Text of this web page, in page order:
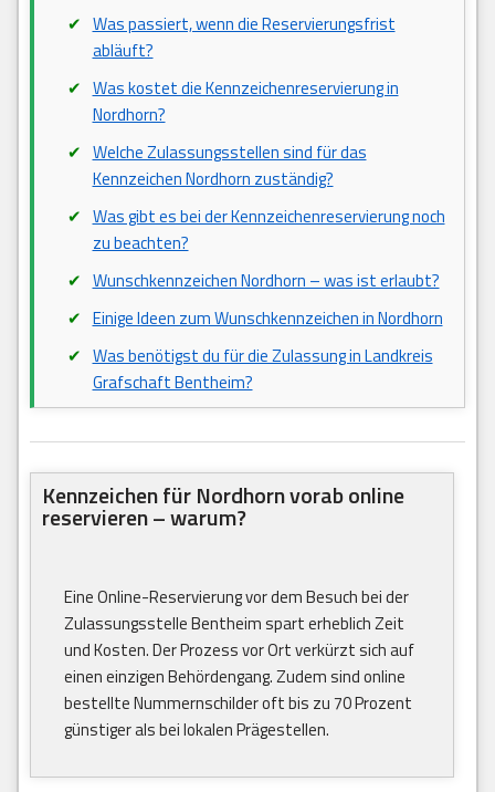
Was passiert, wenn die Reservierungsfrist
abläuft?
Was kostet die Kennzeichenreservierung in
Nordhorn?
Welche Zulassungsstellen sind für das
Kennzeichen Nordhorn zuständig?
Was gibt es bei der Kennzeichenreservierung noch
zu beachten?
Wunschkennzeichen Nordhorn – was ist erlaubt?
Einige Ideen zum Wunschkennzeichen in Nordhorn
Was benötigst du für die Zulassung in Landkreis
Grafschaft Bentheim?
Kennzeichen für Nordhorn vorab online
reservieren – warum?
Eine Online-Reservierung vor dem Besuch bei der
Zulassungsstelle Bentheim spart erheblich Zeit
und Kosten. Der Prozess vor Ort verkürzt sich auf
einen einzigen Behördengang. Zudem sind online
bestellte Nummernschilder oft bis zu 70 Prozent
günstiger als bei lokalen Prägestellen.